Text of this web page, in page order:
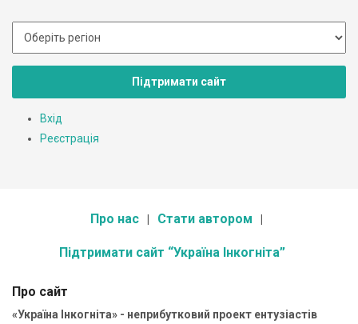
Підтримати сайт
Вхід
Реєстрація
Про нас Стати автором
Підтримати сайт “Україна Інкогніта”
Про сайт
«Україна Інкогніта» - неприбутковий проект ентузіастів